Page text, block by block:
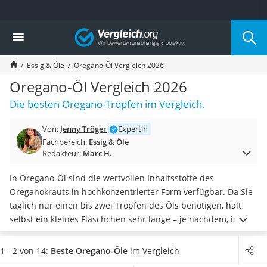
Die beliebtesten Vergleiche nach Kategorie
Lebensmittel
Schwarzkümmelöl
Knäckebrot
Schwarzkümmelöl-Kapseln
Manukahonig
Eiklar
Balsamico-Essig
Schwarzkümmelöl bio
Honig
Gemüsebrühe
Eiskaffee-Pulver
Irischer Whiskey
Grapefruitkernextrakt
Matcha-Set
Vergleich
Essig & Öle Oregano-Öl Vergleich 2026
Oregano-Öl Vergleich 2026
Die besten Oregano-Tropfen im Vergleich.
Von: Jenny Tröger
Expertin
Fachbereich: Essig & Öle
Redakteur: Marc H.
In Oregano-Öl sind die wertvollen Inhaltsstoffe des
Oreganokrauts in hochkonzentrierter Form verfügbar. Da Sie
täglich nur einen bis zwei Tropfen des Öls benötigen, hält
selbst ein kleines Fläschchen sehr lange – je nachdem, in
welchen Fällen Sie Oregano-Öl nutzen werden. Diverse
Internet-Tests zu Oregano-Öl zeigen: Oregano-Tropfen haben
1 - 2 von 14: Beste Oregano-Öle im Vergleich